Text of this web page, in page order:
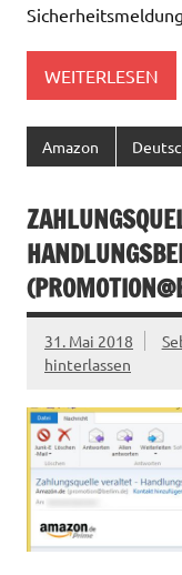
WEITERLESEN
Amazon
(
31. Mai 2018
hinterlassen